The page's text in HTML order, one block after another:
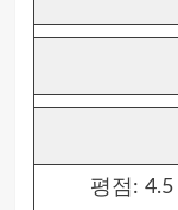
평점: 4.5